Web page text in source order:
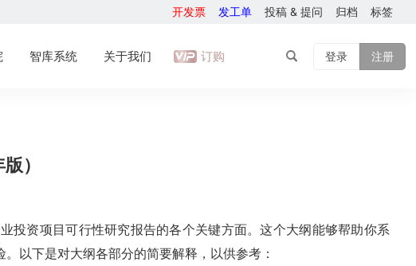
开发票 发工单 投稿 & 提问 归档 标签
智库系统 关于我们 订购 登录 注册
）
投资项目可行性研究报告的各个关键方面。这个大纲能够帮助你系
以下是对大纲各部分的简要解释，以供参考：